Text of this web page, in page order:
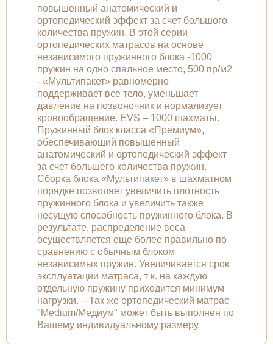
повышенный анатомический и
ортопедический эффект за счет большого
количества пружин. В этой серии
ортопедических матрасов на основе
независимого пружинного блока -1000
пружин на одно спальное место, 500 пр/м2
- «Мультипакет» равномерно
поддерживает все тело, уменьшает
давление на позвоночник и нормализует
кровообращение. EVS – 1000 шахматы.
Пружинный блок класса «Премиум»,
обеспечивающий повышенный
анатомический и ортопедический эффект
за счет большего количества пружин.
Сборка блока «Мультипакет» в шахматном
порядке позволяет увеличить плотность
пружинного блока и увеличить также
несущую способность пружинного блока. В
результате, распределение веса
осуществляется еще более правильно по
сравнению с обычным блоком
независимых пружин. Увеличивается срок
эксплуатации матраса, т к. на каждую
отдельную пружину приходится минимум
нагрузки. - Так же ортопедический матрас
"Medium/Медиум" может быть выполнен по
Вашему индивидуальному размеру.